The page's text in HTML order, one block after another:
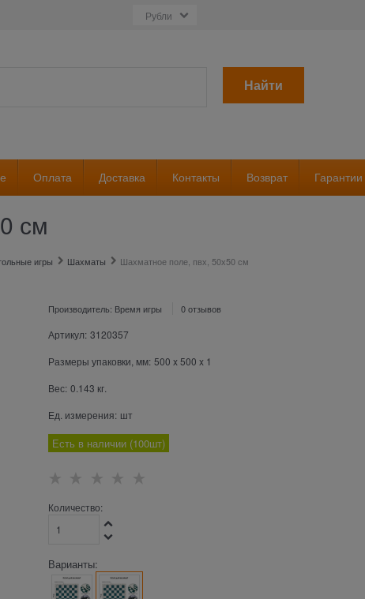
Найти
Оплата Доставка Контакты Возврат Гарантии
см
игры Шахматы Шахматное поле, пвх, 50х50 см
Производитель: Время игры 0 отзывов
Артикул: 3120357
Размеры упаковки, мм: 500 x500 x 1
Вес: 0.143 кг.
Ед. измерения: шт
Есть в наличии (100шт)
Количество:
Варианты: